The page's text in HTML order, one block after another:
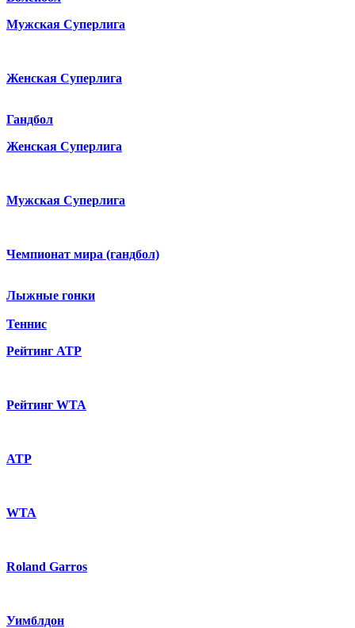
Мужская Суперлига
Женская Суперлига
Гандбол
Женская Суперлига
Мужская Суперлига
Чемпионат мира (гандбол)
Лыжные гонки
Теннис
Рейтинг ATP
Рейтинг WTA
ATP
WTA
Roland Garros
Уимблдон